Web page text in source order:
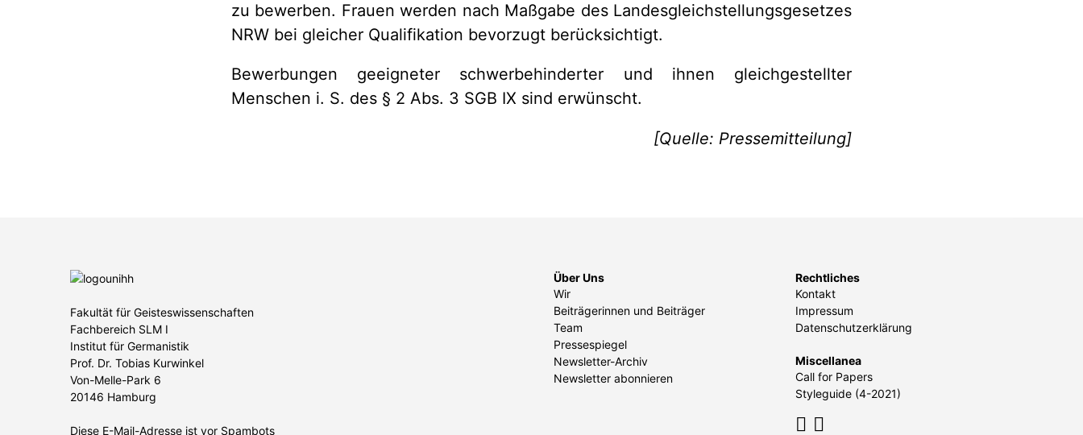
zu bewerben. Frauen werden nach Maßgabe des Landesgleichstellungsgesetzes
NRW bei gleicher Qualifikation bevorzugt berücksichtigt.
Bewerbungen geeigneter schwerbehinderter und ihnen gleichgestellter
Menschen i. S. des § 2 Abs. 3 SGB IX sind erwünscht.
[Quelle: Pressemitteilung]
Fakultät für Geisteswissenschaften
Fachbereich SLM I
Institut für Germanistik
Prof. Dr. Tobias Kurwinkel
Von-Melle-Park 6
20146 Hamburg
Diese E-Mail-Adresse ist vor Spambots
Über Uns
Wir
Beiträgerinnen und Beiträger
Team
Pressespiegel
Newsletter-Archiv
Newsletter abonnieren
Rechtliches
Kontakt
Impressum
Datenschutzerklärung
Miscellanea
Call for Papers
Styleguide (4-2021)